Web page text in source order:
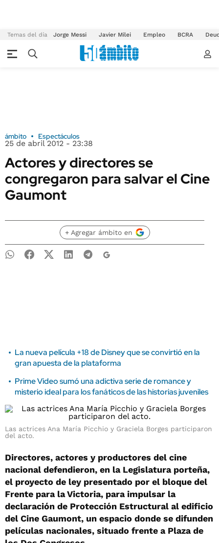
Temas del día Jorge Messi Javier Milei Empleo BCRA
ámbito Espectáculos
25 de abril 2012 - 23:38
Actores y directores se
congregaron para salvar el Cine
Gaumont
+ Agregar ámbito en
La nueva película +18 de Disney que se convirtió en la
gran apuesta de la plataforma
Prime Video sumó una adictiva serie de romance y
misterio ideal para los fanáticos de las historias juveniles
Las actrices Ana María Picchio y Graciela Borges participaron
del acto.
Directores, actores y productores del cine
nacional defendieron, en la Legislatura porteña,
el proyecto de ley presentado por el bloque del
Frente para la Victoria, para impulsar la
declaración de Protección Estructural al edificio
del Cine Gaumont, un espacio donde se difunden
películas nacionales, situado frente a Plaza de